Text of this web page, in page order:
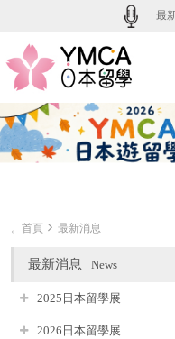
最
。首頁 最新消息
最新消息 News
2025日本留學展
2026日本留學展